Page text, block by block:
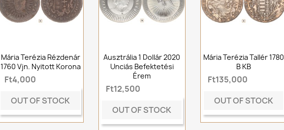
Mária Terézia Rézdenár
1760 Vjn. Nyitott Korona
Ft4,000
OUT OF STOCK
Ausztrália 1 Dollár 2020
Unciás Befektetési
Érem
Ft12,500
OUT OF STOCK
Mária Terézia Tallér 1780
B KB
Ft135,000
OUT OF STOCK